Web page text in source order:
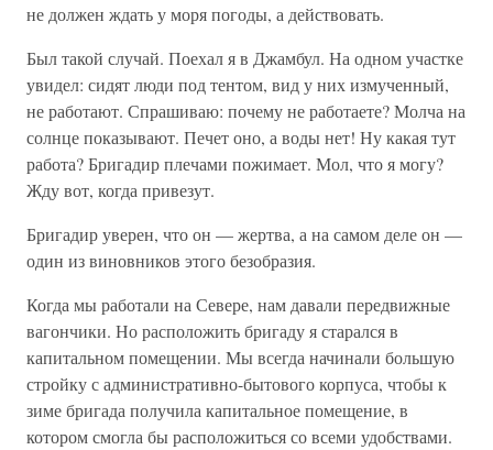
не должен ждать у моря погоды, а действовать.
Был такой случай. Поехал я в Джамбул. На одном участке
увидел: сидят люди под тентом, вид у них измученный,
не работают. Спрашиваю: почему не работаете? Молча на
солнце показывают. Печет оно, а воды нет! Ну какая тут
работа? Бригадир плечами пожимает. Мол, что я могу?
Жду вот, когда привезут.
Бригадир уверен, что он — жертва, а на самом деле он —
один из виновников этого безобразия.
Когда мы работали на Севере, нам давали передвижные
вагончики. Но расположить бригаду я старался в
капитальном помещении. Мы всегда начинали большую
стройку с административно-бытового корпуса, чтобы к
зиме бригада получила капитальное помещение, в
котором смогла бы расположиться со всеми удобствами.